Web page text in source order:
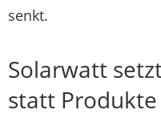
senkt.
Solarwatt
statt Produkte